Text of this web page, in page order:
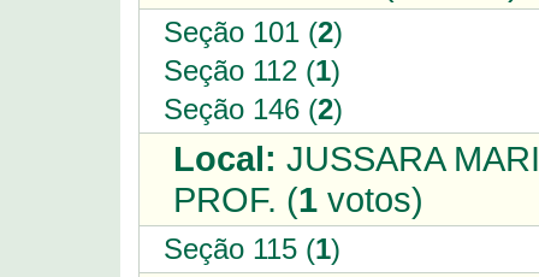
Seção 101 (2)
Seção 112 (1)
Seção 146 (2)
Local: JUSSARA
PROF. (1 votos)
Seção 115 (1)